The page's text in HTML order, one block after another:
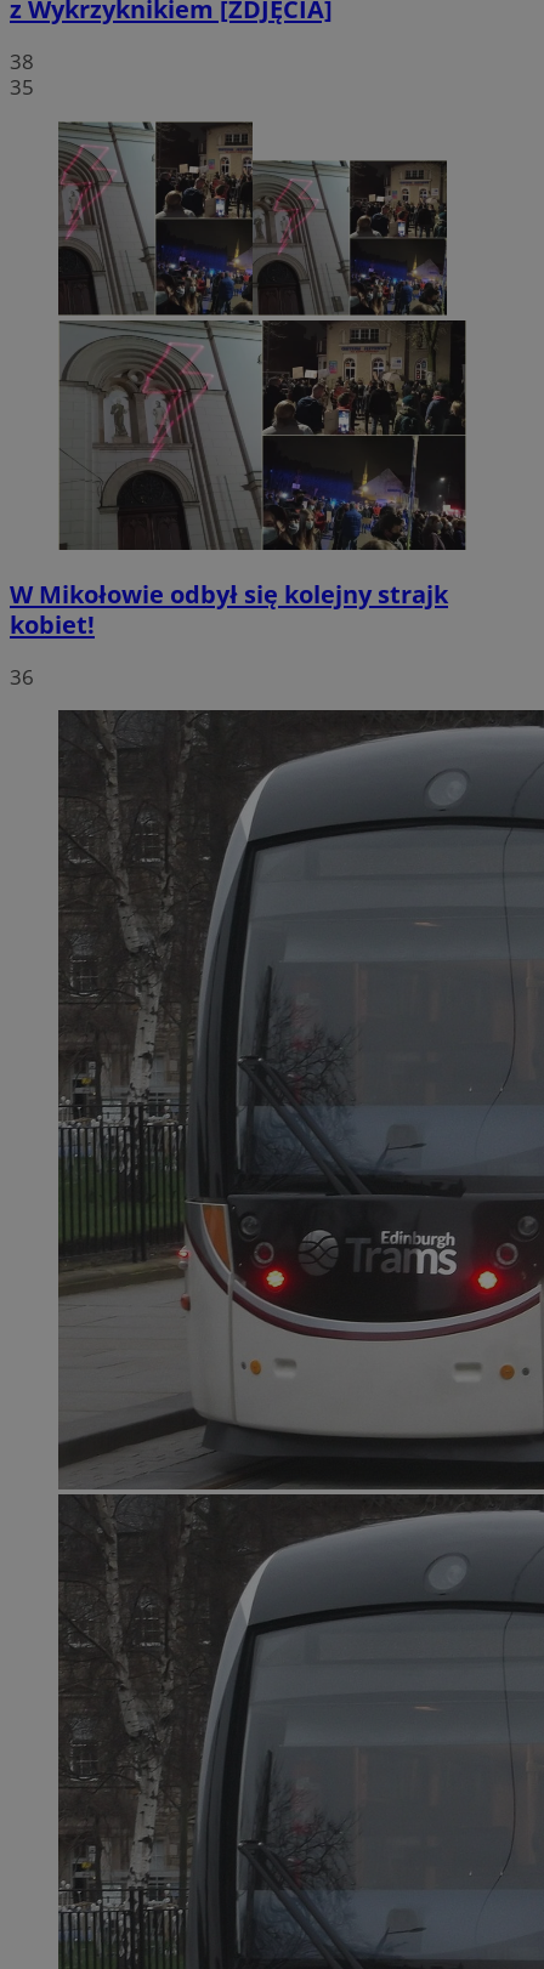
z Wykrzyknikiem [ZDJĘCIA]
38
35
W Mikołowie odbył się kolejny strajk
kobiet!
36